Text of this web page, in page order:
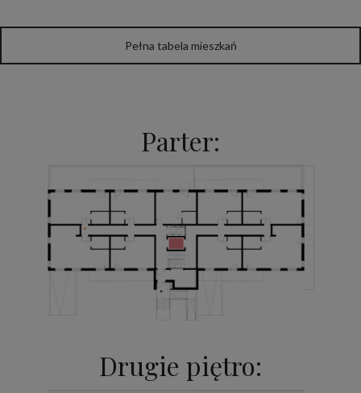
Pełna tabela mieszkań
Parter:
Drugie piętro: